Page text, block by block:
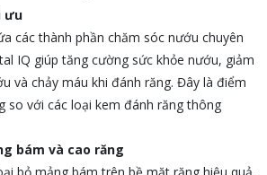
ưu
các thành phần chăm sóc nướu chuyên
IQ giúp tăng cường sức khỏe nướu, giảm
và chảy máu khi đánh răng. Đây là điểm
so với các loại kem đánh răng thông
bám và cao răng